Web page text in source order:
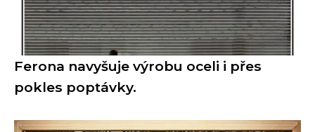
Ferona navyšuje výrobu oceli i přes
pokles poptávky.